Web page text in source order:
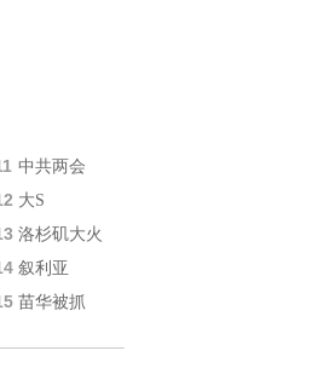
中共两会
大S
洛杉矶大火
叙利亚
苗华被抓